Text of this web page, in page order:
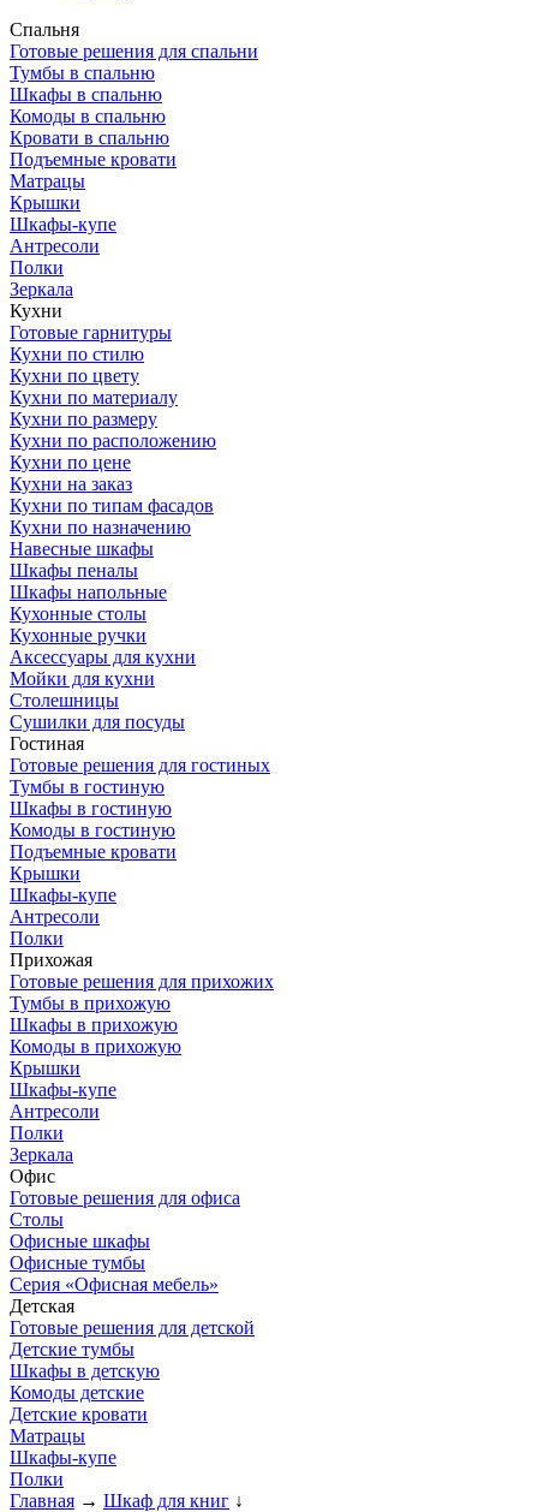
Спальня
Готовые решения для спальни
Тумбы в спальню
Шкафы в спальню
Комоды в спальню
Кровати в спальню
Подъемные кровати
Матрацы
Крышки
Шкафы-купе
Антресоли
Полки
Зеркала
Кухни
Готовые гарнитуры
Кухни по стилю
Кухни по цвету
Кухни по материалу
Кухни по размеру
Кухни по расположению
Кухни по цене
Кухни на заказ
Кухни по типам фасадов
Кухни по назначению
Навесные шкафы
Шкафы пеналы
Шкафы напольные
Кухонные столы
Кухонные ручки
Аксессуары для кухни
Мойки для кухни
Столешницы
Сушилки для посуды
Гостиная
Готовые решения для гостиных
Тумбы в гостиную
Шкафы в гостиную
Комоды в гостиную
Подъемные кровати
Крышки
Шкафы-купе
Антресоли
Полки
Прихожая
Готовые решения для прихожих
Тумбы в прихожую
Шкафы в прихожую
Комоды в прихожую
Крышки
Шкафы-купе
Антресоли
Полки
Зеркала
Офис
Готовые решения для офиса
Столы
Офисные шкафы
Офисные тумбы
Серия «Офисная мебель»
Детская
Готовые решения для детской
Детские тумбы
Шкафы в детскую
Комоды детские
Детские кровати
Матрацы
Шкафы-купе
Полки
Главная → Шкаф для книг ↓